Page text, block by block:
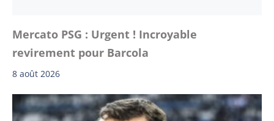
Mercato PSG : Urgent ! Incroyable
revirement pour Barcola
8 août 2026